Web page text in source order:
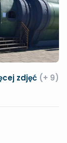
zdjęć (+ 9)